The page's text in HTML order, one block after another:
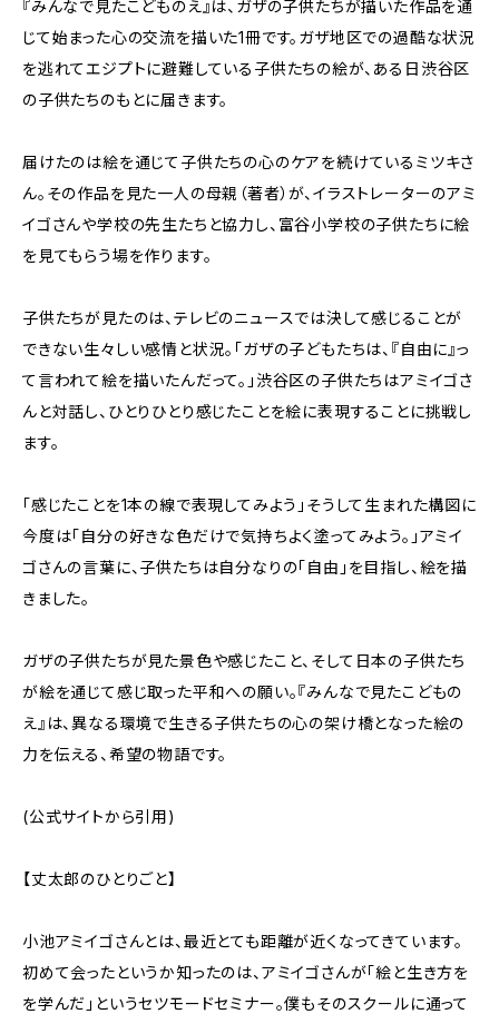
『みんなで見たこどものえ』は、ガザの子供たちが描いた作品を通
じて始まった心の交流を描いた1冊です。ガザ地区での過酷な状況
を逃れてエジプトに避難している子供たちの絵が、ある日渋谷区
の子供たちのもとに届きます。
届けたのは絵を通じて子供たちの心のケアを続けているミツキさ
ん。その作品を見た一人の母親（著者）が、イラストレーターのアミ
イゴさんや学校の先生たちと協力し、富谷小学校の子供たちに絵
を見てもらう場を作ります。
子供たちが見たのは、テレビのニュースでは決して感じることが
できない生々しい感情と状況。「ガザの子どもたちは、『自由に』っ
て言われて絵を描いたんだって。」渋谷区の子供たちはアミイゴさ
んと対話し、ひとりひとり感じたことを絵に表現することに挑戦し
ます。
「感じたことを1本の線で表現してみよう」そうして生まれた構図に
今度は「自分の好きな色だけで気持ちよく塗ってみよう。」アミイ
ゴさんの言葉に、子供たちは自分なりの「自由」を目指し、絵を描
きました。
ガザの子供たちが見た景色や感じたこと、そして日本の子供たち
が絵を通じて感じ取った平和への願い。『みんなで見たこどもの
え』は、異なる環境で生きる子供たちの心の架け橋となった絵の
力を伝える、希望の物語です。
(公式サイトから引用)
【丈太郎のひとりごと】
小池アミイゴさんとは、最近とても距離が近くなってきています。
初めて会ったというか知ったのは、アミイゴさんが「絵と生き方を
を学んだ」というセツモードセミナー。僕もそのスクールに通って